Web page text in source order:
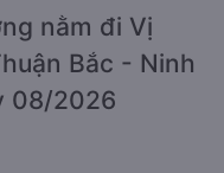
nằm đi Vị
Bắc - Ninh
08/2026